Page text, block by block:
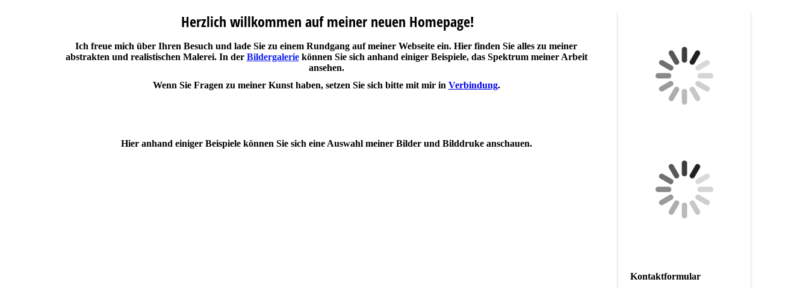
Herzlich willkommen auf meiner neuen Homepage!
Ich freue mich über Ihren Besuch und lade Sie zu einem Rundgang auf meiner Webseite ein. Hier finden Sie alles zu meiner
abstrakten und realistischen Malerei. In der Bildergaleriekönnen Sie sich anhand einiger Beispiele, das Spektrum meiner Arbeit
ansehen.
Wenn Sie Fragen zu meiner Kunst haben, setzen Sie sich bitte mit mir in Verbindung.
Hier anhand einiger Beispiele können Sie sich eine Auswahl meiner Bilder und Bilddruke anschauen.
Kontaktformular